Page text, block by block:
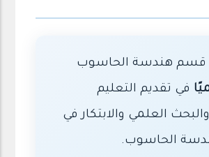
قسم هندسة الحاسوب
في تقديم التعليم
العلمي والابتكار في
الحاسوب.